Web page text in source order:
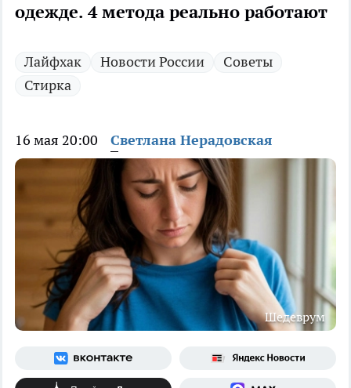
одежде. 4 метода реально работают
Лайфхак Новости России
Советы
Стирка
16 мая 20:00 Светлана Нерадовская
Шедеврум